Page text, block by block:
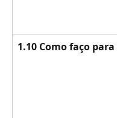
1.10 Como faço